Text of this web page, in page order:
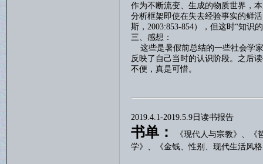
作为不断流变、生成的物质世界，
分析框架即使在失去经验事实的鲜
斯， 2003:853-854），但这时“知识
三、感想：
这些是暑假前总结的一些社会学
反映了自己当时的认识阶段。之后
不便，真是可惜。
2019.4.1-2019.5.9日读书报告
书单： 《现代人与宗教》、
《
学》、
《金钱、性别、现代生活风